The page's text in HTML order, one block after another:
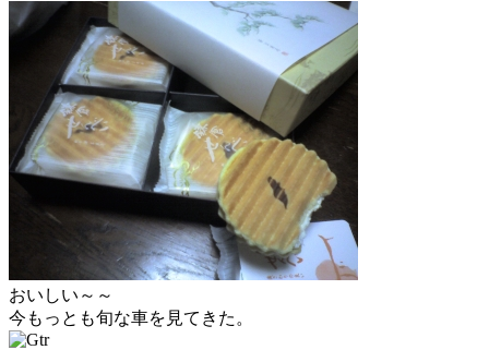
おいしい～～
今もっとも旬な車を見てきた。